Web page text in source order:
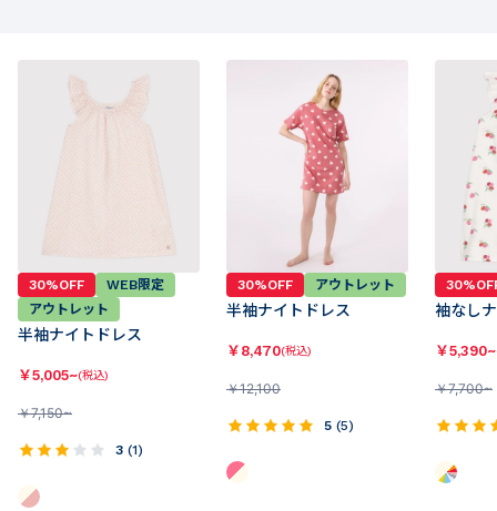
30%OFF
WEB限定
アウトレット
半袖ナイトドレス
￥5,005~(税込)
￥7,150~
3 (1)
30%OFF アウトレット
半袖ナイトドレス
￥ 8,470(税込)
￥12,100
5 (5)
袖なし
￥5,390~
￥7,700~